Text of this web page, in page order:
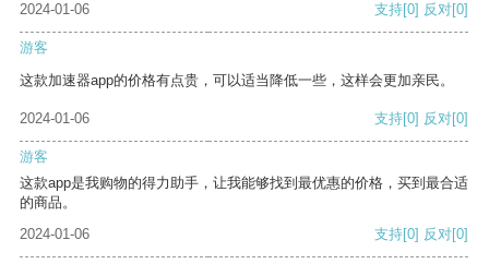
2024-01-06 支持[0] 反对[0]
游客
这款加速器app的价格有点贵，可以适当降低一些，这样会更加亲民。
2024-01-06 支持[0] 反对[0]
游客
这款app是我购物的得力助手，让我能够找到最优惠的价格，买到最合适
的商品。
2024-01-06
支持[0] 反对[0]